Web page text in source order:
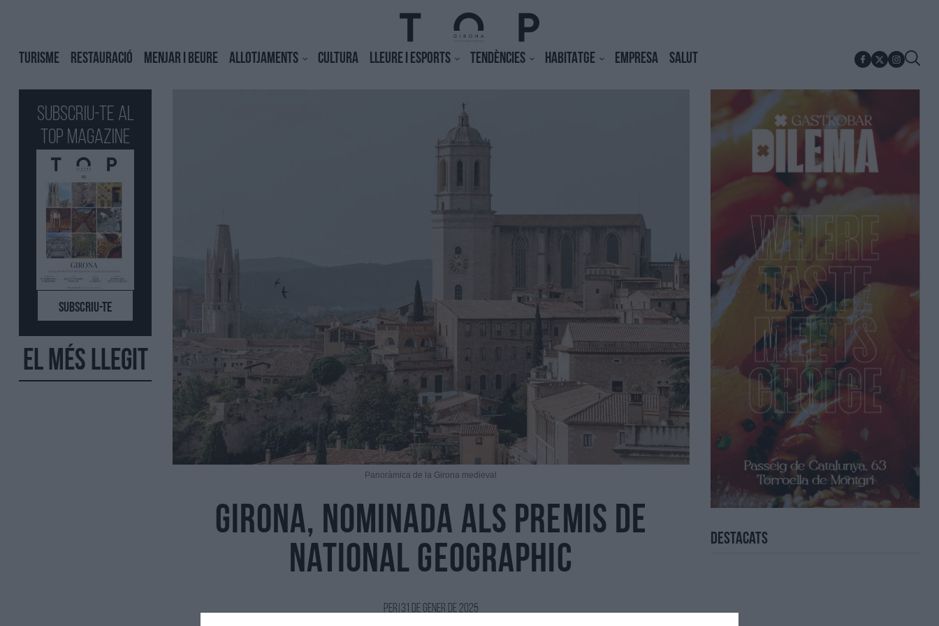
TURISME RESTAURACIÓ MENJAR I BEURE ALLOTJAMENTS CULTURA LLEURE I ESPORTS TENDÈNCIES HABITATGE EMPRESA SALUT
Subscriu-te al
Top Magazine
SUBSCRIU-TE
El més llegit
Panoràmica de la Girona medieval
Girona, nominada als Premis de
National Geographic
Per 31 de Gener de 2025
Destacats